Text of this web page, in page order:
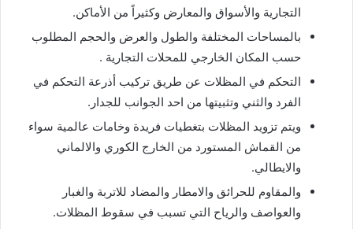
التجارية والأسواق والمعارض وكثيراً من الأماكن.
بالمساحات المختلفة والطول والعرض والحجم المطلوب
حسب المكان الخارجي للمحلات التجارية .
التحكم في المظلات عن طريق تركيب أذرعة التحكم في
الفرد والثني وتثبيتها من احد الجوانب للجدار.
ويتم تزويد المظلات بتغطيات فريدة وخامات عالمية سواء
من القماش المستورد من الخارج الكوري والالماني
والايطالي.
والمقاوم للحرائق والامطار والمضاد للاتربة والغبار
والعواصف والرياح التي تسبب في سقوط المظلات.